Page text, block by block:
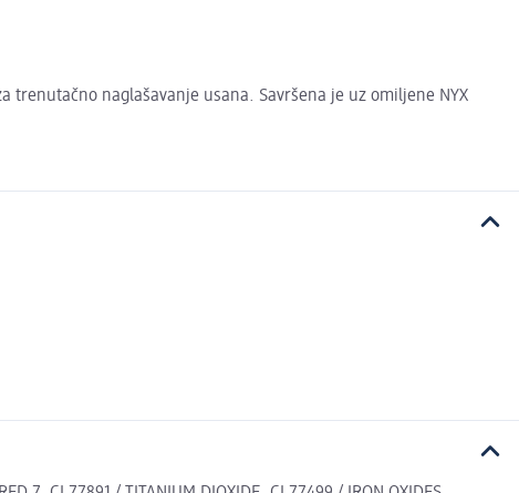
trenutačno naglašavanje usana. Savršena je uz omiljene NYX